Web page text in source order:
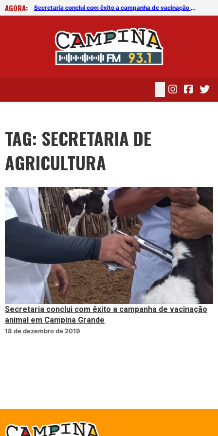
AGORA:
Secretaria conclui com êxito a campanha de vacinação animal em Campina Grande Secretaria conclui com êxito a campanha de vacinação animal em Campina Grande
TAG: SECRETARIA DE
AGRICULTURA
Secretaria conclui com êxito a campanha de vacinação
animal em Campina Grande
18 de dezembro de 2019